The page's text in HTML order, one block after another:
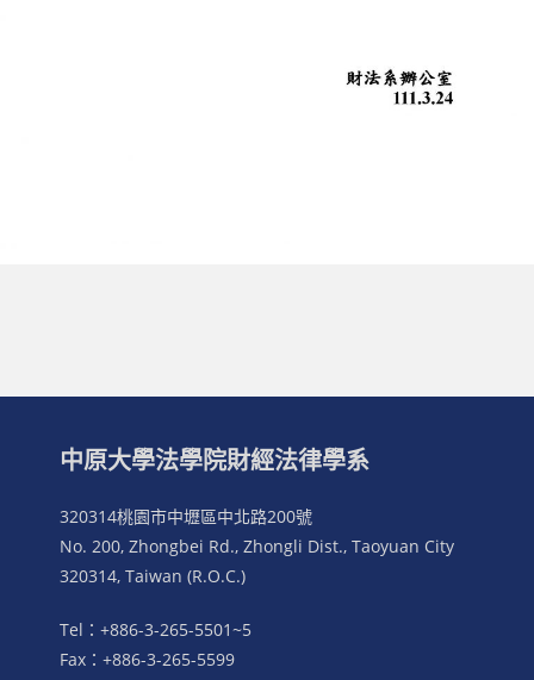
中原大學法學院財經法律學系
320314桃園市中壢區中北路200號
No. 200, Zhongbei Rd., Zhongli Dist., Taoyuan City
320314, Taiwan (R.O.C.)
Tel：+886-3-265-5501~5
Fax：+886-3-265-5599